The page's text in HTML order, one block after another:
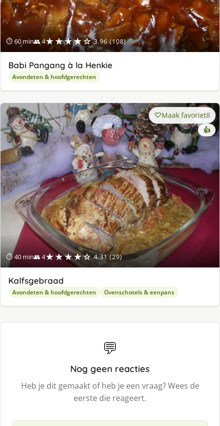
⏱ 60 min👥 4★★★★☆ 3.96 (108)
Babi Pangang à la Henkie
Avondeten & hoofdgerechten
⏱ 40 min👥 4★★★★☆ 4.31 (29)
Maak favoriet8
👍
Kalfsgebraad
Avondeten & hoofdgerechten Ovenschotels & eenpans
💬
Nog geen reacties
Heb je dit gemaakt of heb je een vraag? Wees de
eerste die reageert.